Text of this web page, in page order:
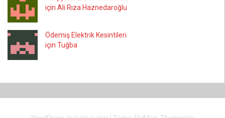
için Ali Rıza Haznedaroğlu
Ödemiş Elektrik Kesintileri
için Tuğba